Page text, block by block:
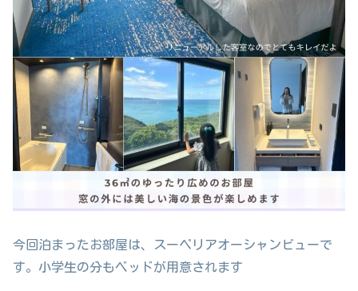
今回泊まったお部屋は、スーペリアオーシャンビューで
す。小学生の分もベッドが用意されます